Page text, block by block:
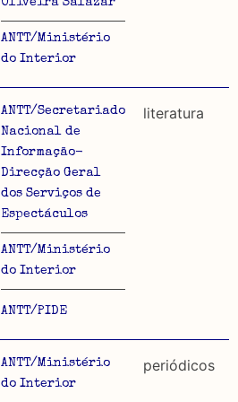
ANTT/Ministério
do Interior
ANTT/Secretariado
Nacional de
Informação-
Direcção Geral
dos Serviços de
Espectáculos
ANTT/Ministério
do Interior
ANTT/PIDE
literatura
ANTT/Ministério
do Interior
periódicos